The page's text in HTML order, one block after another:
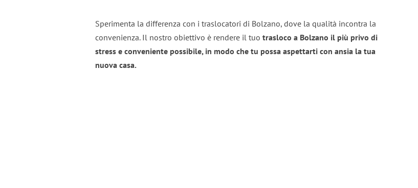
Sperimenta la differenza con i traslocatori di Bolzano, dove la qualità incontra la
convenienza. Il nostro obiettivo è rendere il tuo trasloco a Bolzano il più privo di
stress e conveniente possibile, in modo che tu possa aspettarti con ansia la tua
nuova casa.